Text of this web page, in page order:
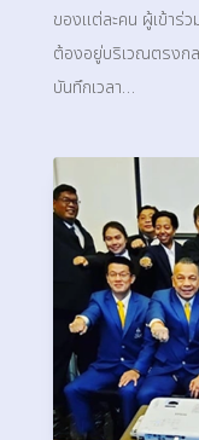
ของแต่ละคน ผู้เข้าร่ว
ต้องอยู่บริเวณตรงกล
บันทึกเวลา…